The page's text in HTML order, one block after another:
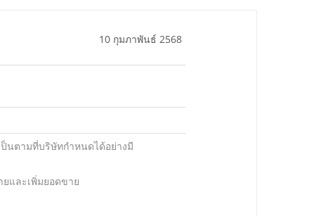
10 กุมภาพันธ์ 2568
ตามที่บริษัทกำหนดได้อย่างมี
และเพิ่มยอดขาย